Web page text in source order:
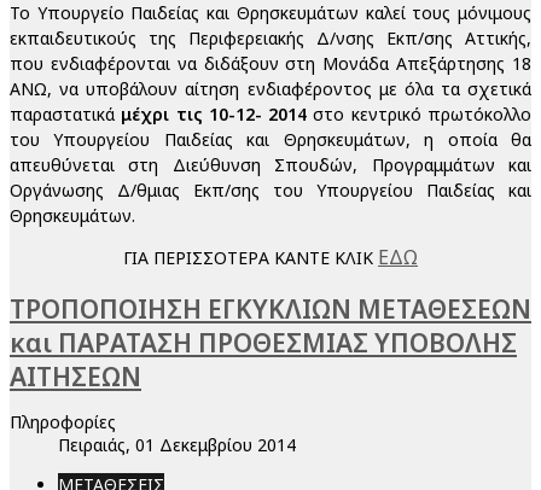
Το Υπουργείο Παιδείας και Θρησκευμάτων καλεί τους μόνιμους
εκπαιδευτικούς της Περιφερειακής Δ/νσης Εκπ/σης Αττικής,
που ενδιαφέρονται να διδάξουν στη Μονάδα Απεξάρτησης 18
ΑΝΩ, να υποβάλουν αίτηση ενδιαφέροντος με όλα τα σχετικά
παραστατικά μέχρι τις 10-12- 2014 στο κεντρικό πρωτόκολλο
του Υπουργείου Παιδείας και Θρησκευμάτων, η οποία θα
απευθύνεται στη Διεύθυνση Σπουδών, Προγραμμάτων και
Οργάνωσης Δ/θμιας Εκπ/σης του Υπουργείου Παιδείας και
Θρησκευμάτων.
ΓΙΑ ΠΕΡΙΣΣΟΤΕΡΑ ΚΑΝΤΕ ΚΛΙΚ ΕΔΩ
ΤΡΟΠΟΠΟΙΗΣΗ ΕΓΚΥΚΛΙΩΝ ΜΕΤΑΘΕΣΕΩΝ
και ΠΑΡΑΤΑΣΗ ΠΡΟΘΕΣΜΙΑΣ ΥΠΟΒΟΛΗΣ
ΑΙΤΗΣΕΩΝ
Πληροφορίες
Πειραιάς, 01 Δεκεμβρίου 2014
ΜΕΤΑΘΕΣΕΙΣ